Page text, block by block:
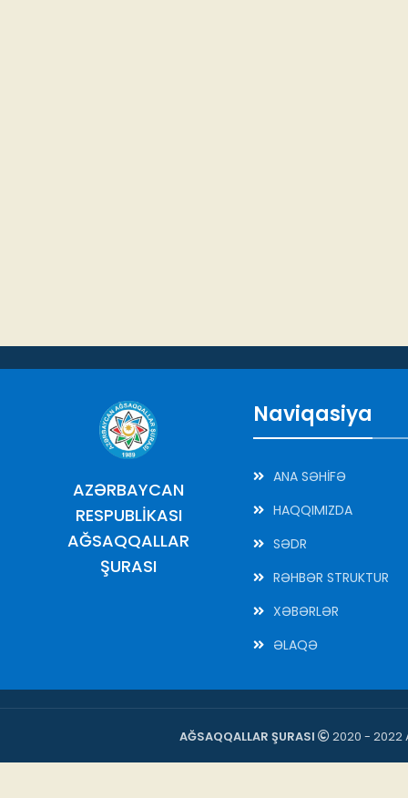
AZƏRBAYCAN
RESPUBLİKASI
AĞSAQQALLAR
ŞURASI
Naviqasiya
ANA SƏHİFƏ
HAQQIMIZDA
SƏDR
RƏHBƏR STRUKTUR
XƏBƏRLƏR
ƏLAQƏ
AĞSAQQALLAR ŞURASI 2020 - 2022